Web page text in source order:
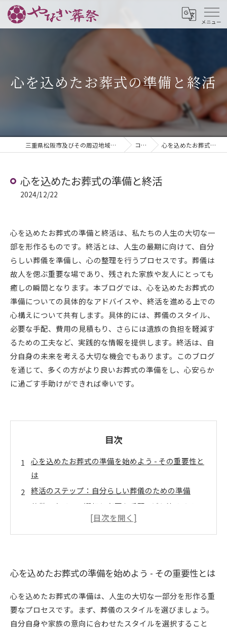
心を込めたお葬式の準備と終活
三重県松阪市及びその周辺地域の葬儀ならやなぎ葬祭 コラム 心を込めたお葬式の準備と終活
心を込めたお葬式の準備と終活
2024/12/22
心を込めたお葬式の準備と終活は、私たちの人生の大切な一
部を形作るものです。終活とは、人生の最期に向けて、自分
らしい葬儀を準備し、心の整理を行うプロセスです。葬儀は
故人を偲ぶ重要な場であり、残された家族や友人にとっても
癒しの瞬間となります。本ブログでは、心を込めたお葬式の
準備についての具体的なアドバイスや、終活を進める上での
心構えについて共有します。具体的には、葬儀のスタイル、
必要な手配、費用の見積もり、さらには遺族の負担を軽減す
るための工夫など、実践的な情報を提供します。終活は、自
分自身の未来を考える大切な機会でもあります。このブログ
を通じて、多くの方がより良いお葬式の準備をし、心安らか
に過ごす手助けができれば幸いです。
目次
心を込めたお葬式の準備を始めよう - その重要性と
は
終活のステップ：自分らしい葬儀のための準備
葬儀スタイルの選択と必要な手配 - どう決める？
葬儀費用の見積もり - 知っておきたいポイント
遺族の負担を軽減する工夫 - あなたにできること
安心して過ごすために - 心を込めたお葬式の完成を
心を込めたお葬式の準備を始めよう - その重要性とは
心を込めたお葬式の準備は、人生の大切な一部分を形作る重
要なプロセスです。まず、葬儀のスタイルを選びましょう。
自分自身や家族の意向に合わせたスタイルを選択すること